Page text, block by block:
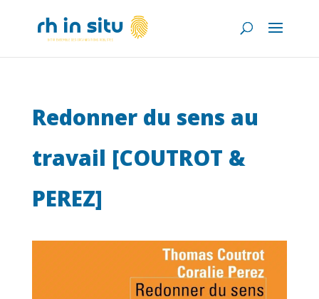
Redonner du sens au
travail [COUTROT &
PEREZ]